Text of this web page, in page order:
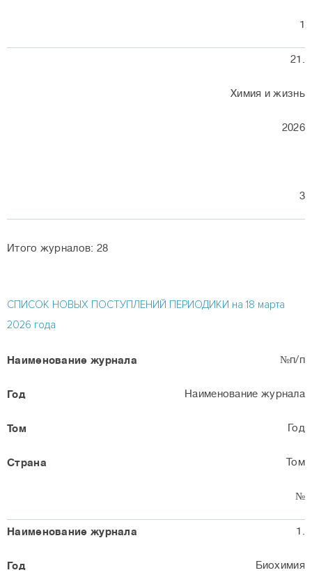
1
21.
Химия и жизнь
2026
3
Итого журналов: 28
СПИСОК НОВЫХ ПОСТУПЛЕНИЙ ПЕРИОДИКИ на 18 марта
2026 года
№п/п
Наименование журнала
Год
Том
№
1.
Биохимия